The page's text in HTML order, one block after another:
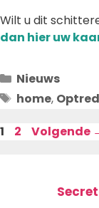
Wilt u dit
dan hier uw
Categorieën
Nieuws
Tags
home,
Pagina
1 Pagina
2 Volgende